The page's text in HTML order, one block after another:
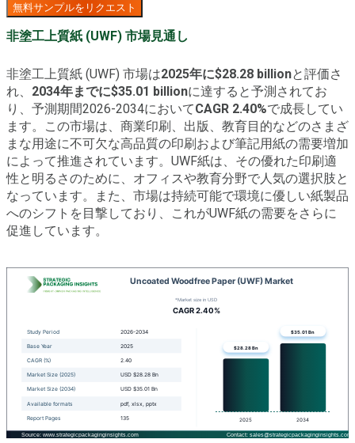
無料サンプルをリクエスト
非塗工上質紙 (UWF) 市場見通し
非塗工上質紙 (UWF) 市場は2025年に$28.28 billionと評価さ
れ、 2034年までに$35.01 billionに達すると予測されてお
り、予測期間2026-2034においてCAGR 2.40%で成長してい
ます。この市場は、商業印刷、出版、教育目的などのさまざ
まな用途に不可欠な高品質の印刷および筆記用紙の需要増加
によって推進されています。UWF紙は、その優れた印刷適
性と明るさのために、オフィスや教育分野で人気の選択肢と
なっています。また、市場は持続可能で環境に優しい紙製品
へのシフトを目撃しており、これがUWF紙の需要をさらに
促進しています。